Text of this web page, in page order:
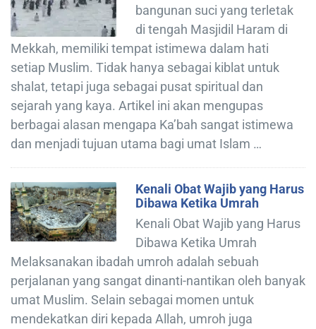
bangunan suci yang terletak
di tengah Masjidil Haram di
Mekkah, memiliki tempat istimewa dalam hati
setiap Muslim. Tidak hanya sebagai kiblat untuk
shalat, tetapi juga sebagai pusat spiritual dan
sejarah yang kaya. Artikel ini akan mengupas
berbagai alasan mengapa Ka’bah sangat istimewa
dan menjadi tujuan utama bagi umat Islam …
Kenali Obat Wajib yang Harus
Dibawa Ketika Umrah
Kenali Obat Wajib yang Harus
Dibawa Ketika Umrah
Melaksanakan ibadah umroh adalah sebuah
perjalanan yang sangat dinanti-nantikan oleh banyak
umat Muslim. Selain sebagai momen untuk
mendekatkan diri kepada Allah, umroh juga